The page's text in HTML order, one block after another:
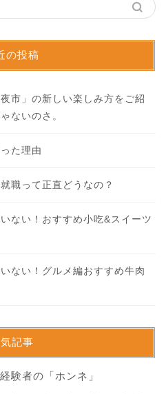
の投稿
市」の新しい楽しみ方をご紹
ないのさ。
た理由
職って正直どうなの？
ない！おすすめ小吃&スイーツ
ない！グルメ編おすすめ牛肉
記事
験者の「ホンネ」